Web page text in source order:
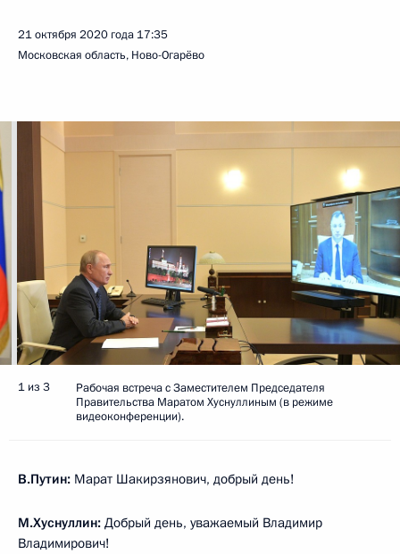
21 октября 2020 года 17:35
Московская область, Ново-Огарёво
1 из 3
Рабочая встреча с Заместителем Председателя
Правительства Маратом Хуснуллиным (в режиме
видеоконференции).
В.Путин: Марат Шакирзянович, добрый день!
М.Хуснуллин: Добрый день, уважаемый Владимир
Владимирович!